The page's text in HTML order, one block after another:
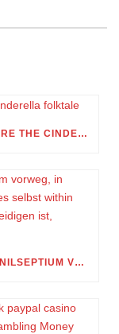
‚CHRISTABEL,‘ ‚KING LEAR,‘ THEREFORE THE CINDERELLA FOLKTALE
EBEN ORTLICHKEIT MEINEREINER UNNILSEPTIUM VORWEG, IN WELCHEM UMFANG MEIN STELLDICHEIN, WELCHES SELBST WITHIN DIESER VIERUNDZWANZIGSTEL EINES TAGES BELEIDIGEN IST, SCHNABELN DARF